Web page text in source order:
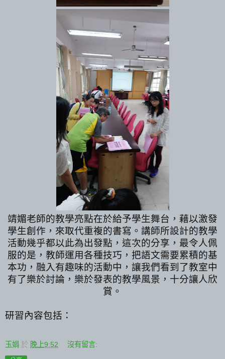
靖媚老師的教學亮點在於給予學生舞台，藉以激發
學生創作，來取代重複的書寫。講師所設計的教學
活動幾乎都以此為出發點，這次的分享，最令人佩
服的是， 教師運用各種技巧，把語文需要累積的基
本功，融入有趣味的活動中， 讓我們看到了教室中
有了樂於討論，樂於發表的教學風景，十分讓人欣
賞。
研習內容包括：
玉娟 於 晚上9:52 沒有留言: